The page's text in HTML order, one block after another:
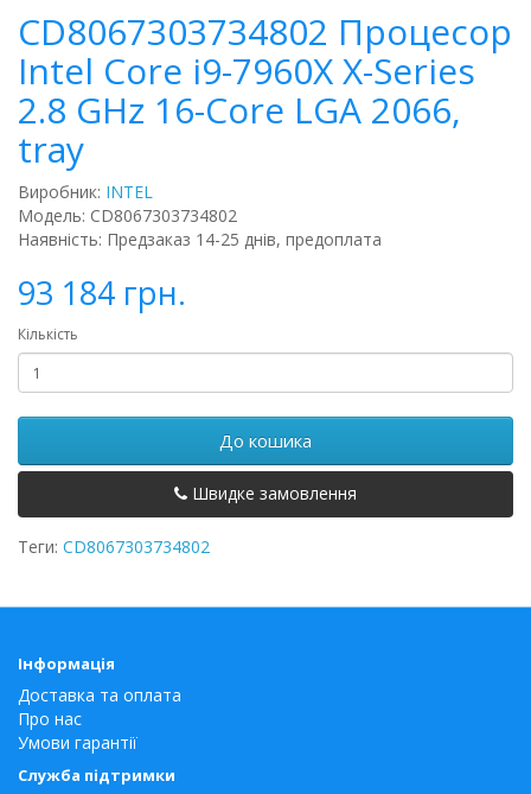
CD8067303734802 Процесор
Intel Core i9-7960X X-Series
2.8 GHz 16-Core LGA 2066,
tray
Виробник: INTEL
Модель: CD8067303734802
Наявність: Предзаказ 14-25 днів, предоплата
93 184 грн.
Кількість
До кошика
Швидке замовлення
Теги: CD8067303734802
Інформація
Доставка та оплата
Про нас
Умови гарантії
Служба підтримки